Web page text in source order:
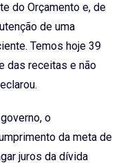
do Orçamento e, de
de uma
Temos hoje 39
das receitas e não
o
da meta de
juros da dívida